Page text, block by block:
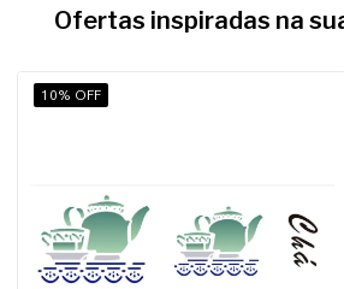
Ofertas inspiradas na
10% OFF